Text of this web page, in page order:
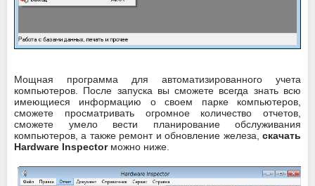
Мощная программа для автоматизированного учета
компьютеров. После запуска вы сможете всегда знать всю
имеющиеся информацию о своем парке компьютеров,
сможете просматривать огромное количество отчетов,
сможете умело вести планирование обслуживания
компьютеров, а также ремонт и обновление железа, скачать
Hardware Inspectorможно ниже.